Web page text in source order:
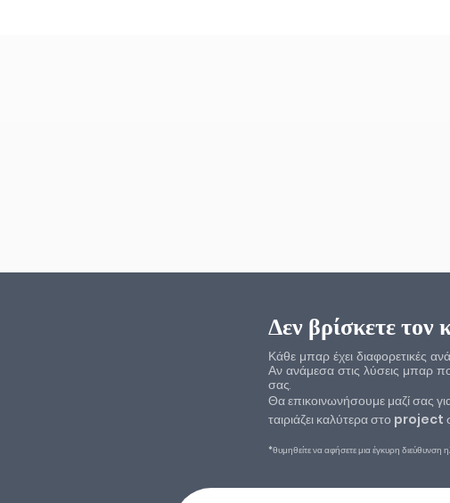
Δεν βρίσκετε
Κάθε μπαρ έχει διαφορετικές
Αν ανάμεσα στις λύσεις μπαρ
σας.​
Θα επικοινωνήσουμε μαζί σας
ταιριάζει καλύτερα στο
*θυμηθείτε να αφήσετε μια έγκυρη διεύθυνση